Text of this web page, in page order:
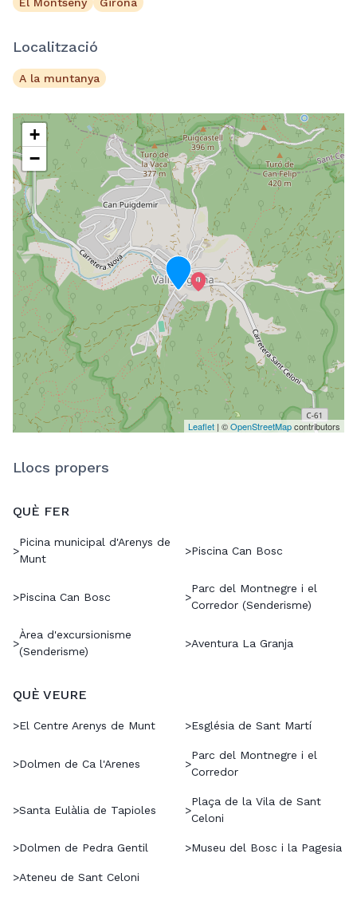
El Montseny Girona
Localització
A la muntanya
+
−
Leaflet | ©OpenStreetMapcontributors
Llocs propers
QUÈ FER
>
Picina municipal d'Arenys de
Munt
>Piscina Can Bosc
>Piscina Can Bosc >
Parc del Montnegre i el
Corredor (Senderisme)
>
Àrea d'excursionisme
(Senderisme)
>Aventura La Granja
QUÈ VEURE
>El Centre Arenys de Munt >Església de Sant Martí
>Dolmen de Ca l'Arenes >
Parc del Montnegre i el
Corredor
>Santa Eulàlia de Tapioles >
Plaça de la Vila de Sant
Celoni
>Dolmen de Pedra Gentil >Museu del Bosc i la Pagesia
>Ateneu de Sant Celoni